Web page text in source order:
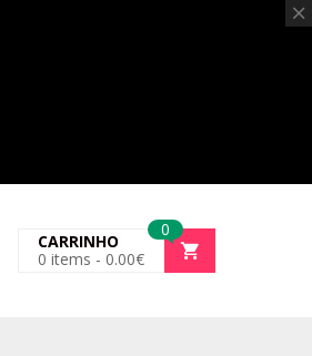
0
CARRINHO
0 items - 0.00€